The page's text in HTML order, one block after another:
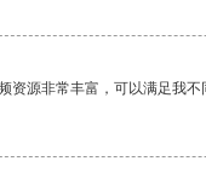
资源非常丰富，可以满足我不